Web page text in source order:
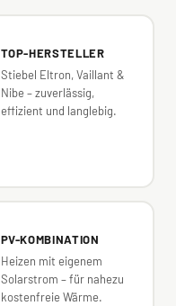
TOP-HERSTELLER
Stiebel Eltron, Vaillant &
Nibe – zuverlässig,
effizient und langlebig.
PV-KOMBINATION
Heizen mit eigenem
Solarstrom – für nahezu
kostenfreie Wärme.